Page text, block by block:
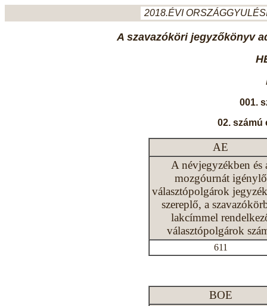
2018.ÉVI
A szavazóköri jegyzőkönyv
001.
02. számú
AE
A névjegyzékben és
mozgóurnát igénylő
választópolgárok
szereplő, a
lakcímmel
választópolgárok
611
BOE